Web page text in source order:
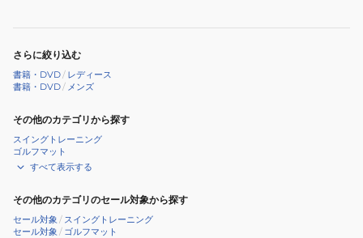
さらに絞り込む
書籍・DVD/ レディース
書籍・DVD/ メンズ
その他のカテゴリから探す
スイングトレーニング
ゴルフマット
すべて表示する
その他のカテゴリのセール対象から探す
セール対象 / スイングトレーニング
セール対象 / ゴルフマット